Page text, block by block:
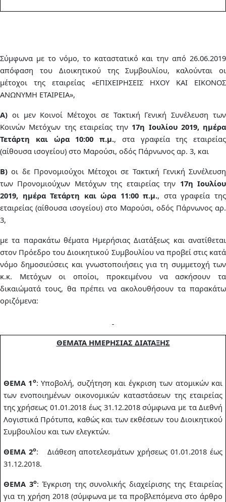
Σύμφωνα με το νόμο, το καταστατικό και την από 26.06.2019
απόφαση του Διοικητικού της Συμβουλίου, καλούνται οι
μέτοχοι της εταιρείας «ΕΠΙΧΕΙΡΗΣΕΙΣ ΗΧΟΥ ΚΑΙ ΕΙΚΟΝΟΣ
ΑΝΩΝΥΜΗ ΕΤΑΙΡΕΙΑ»,
Α) οι μεν Κοινοί Μέτοχοι σε Τακτική Γενική Συνέλευση των
Κοινών Μετόχων της εταιρείας την 17η Ιουλίου 2019, ημέρα
Τετάρτη και ώρα 10:00 π.μ., στα γραφεία της εταιρείας
(αίθουσα ισογείου) στο Μαρούσι, οδός Πάρνωνος αρ. 3, και
Β) οι δε Προνομιούχοι Μέτοχοι σε Τακτική Γενική Συνέλευση
των Προνομιούχων Μετόχων της εταιρείαςτην 17η Ιουλίου
2019, ημέρα Τετάρτη και ώρα 11:00 π.μ., στα γραφεία της
εταιρείας (αίθουσα ισογείου) στο Μαρούσι, οδός Πάρνωνος αρ.
3,
με τα παρακάτω θέματα Ημερήσιας Διατάξεως και ανατίθεται
στον Πρόεδρο του Διοικητικού Συμβουλίου να προβεί στις κατά
νόμο δημοσιεύσεις και γνωστοποιήσεις για τη συμμετοχή των
κ.κ. Μετόχων οι οποίοι, προκειμένου να ασκήσουν τα
δικαιώματά τους, θα πρέπει να ακολουθήσουν τα παρακάτω
οριζόμενα:
ΘΕΜΑΤΑ ΗΜΕΡΗΣΙΑΣ ΔΙΑΤΑΞΗΣ
ΘΕΜΑ 1 ο: Υποβολή, συζήτηση και έγκριση των ατομικών και
των ενοποιημένων οικονομικών καταστάσεων της εταιρείας
της χρήσεως 01.01.2018 έως 31.12.2018 σύμφωνα με τα Διεθνή
Λογιστικά Πρότυπα, καθώς και των εκθέσεων του Διοικητικού
Συμβουλίου και των ελεγκτών.
ΘΕΜΑ 2ο:
Διάθεση αποτελεσμάτων χρήσεως 01.01.2018 έως
31.12.2018.
ΘΕΜΑ 3ο: Έγκριση της συνολικής διαχείρισης της Εταιρείας
για τη χρήση 2018 (σύμφωνα με τα προβλεπόμενα στο άρθρο